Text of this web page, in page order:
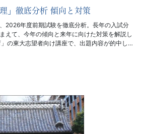
」徹底分析 傾向と対策
2026年度前期試験を徹底分析。長年の入試分
えて、今年の傾向と来年に向けた対策を解説し
の東大志望者向け講座で、出題内容が的中し…